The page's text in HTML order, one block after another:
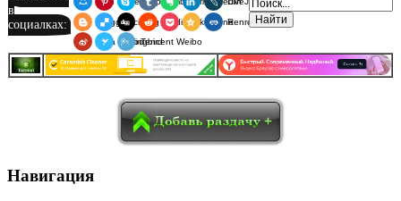
Похвалить
в
социалках:
Я.Мессенджер
ВКонтакте
Одноклассники
Telegram
X ViberWhatsApp
Мой МирPinterest
SkypeTumblrEvernoteLinkedInLiveJournal
BloggerDelicious
Digg redditPocketQzoneRenren
Sina Weibo
SurfingbirdTencent Weibo
Навигация